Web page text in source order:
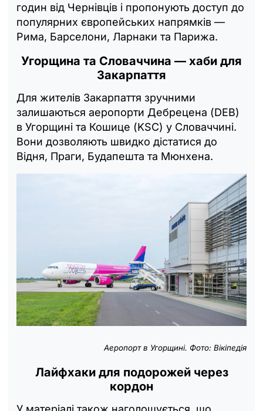
годин від Чернівців і пропонують доступ до
популярних європейських напрямків —
Рима, Барселони, Ларнаки та Парижа.
Угорщина та Словаччина — хаби для
Закарпаття
Для жителів Закарпаття зручними
залишаються аеропорти Дебрецена (DEB)
в Угорщині та Кошице (KSC) у Словаччині.
Вони дозволяють швидко дістатися до
Відня, Праги, Будапешта та Мюнхена.
Аеропорт в Угорщині. Фото: Вікіпедія
Лайфхаки для подорожей через
кордон